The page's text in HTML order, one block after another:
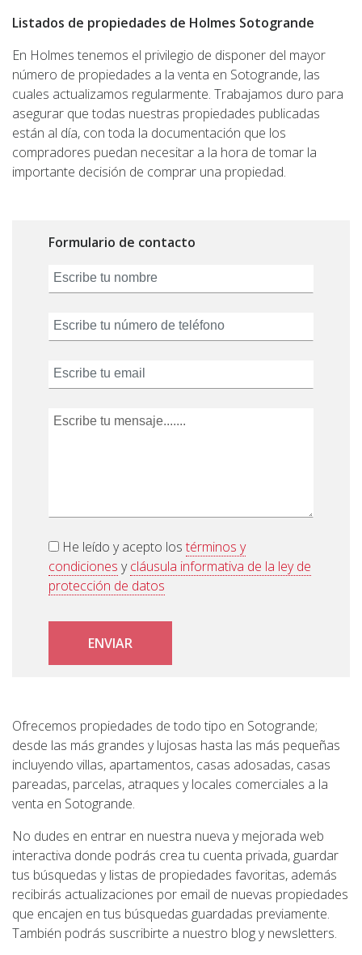
Listados de propiedades de Holmes Sotogrande
En Holmes tenemos el privilegio de disponer del mayor
número de propiedades a la venta en Sotogrande, las
cuales actualizamos regularmente. Trabajamos duro para
asegurar que todas nuestras propiedades publicadas
están al día, con toda la documentación que los
compradores puedan necesitar a la hora de tomar la
importante decisión de comprar una propiedad.
Formulario de contacto
He leído y acepto los términos y
condiciones ycláusula informativa de la ley de
protección de datos
ENVIAR
Ofrecemos propiedades de todo tipo en Sotogrande;
desde las más grandes y lujosas hasta las más pequeñas
incluyendo villas, apartamentos, casas adosadas, casas
pareadas, parcelas, atraques y locales comerciales a la
venta en Sotogrande.
No dudes en entrar en nuestra nueva y mejorada web
interactiva donde podrás crea tu cuenta privada, guardar
tus búsquedas y listas de propiedades favoritas, además
recibirás actualizaciones por email de nuevas propiedades
que encajen en tus búsquedas guardadas previamente.
También podrás suscribirte a nuestro blog y newsletters.